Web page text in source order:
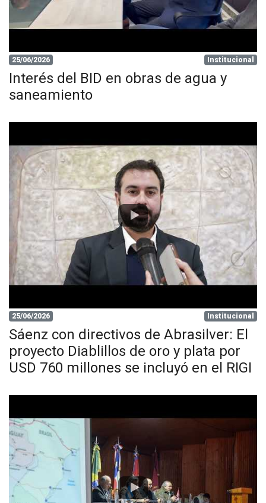
25/06/2026 Institucional
Interés del BID en obras de agua y
saneamiento
25/06/2026 Institucional
Sáenz con directivos de Abrasilver: El
proyecto Diablillos de oro y plata por
USD 760 millones se incluyó en el RIGI